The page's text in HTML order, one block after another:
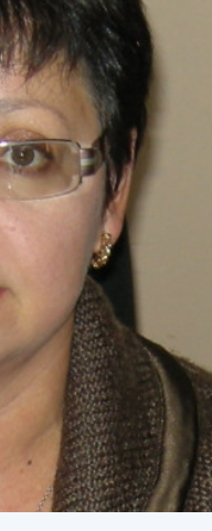
математичних
наук
наук
України